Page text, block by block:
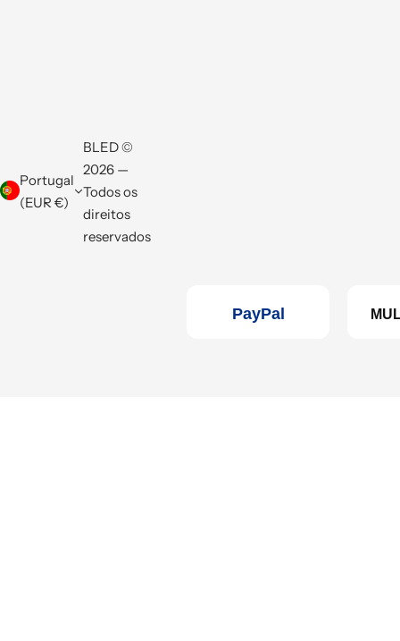
Portugal
(EUR €)
BLED ©
2026 —
Todos os
direitos
reservados